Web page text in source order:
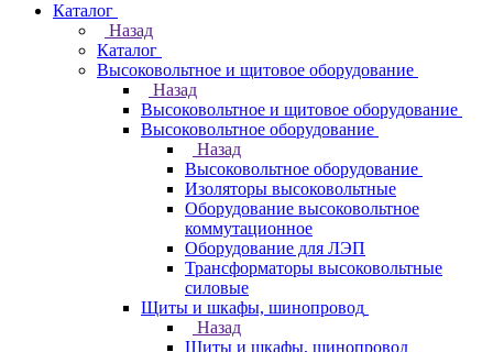
Каталог
Назад
Каталог
Высоковольтное и щитовое оборудование
Назад
Высоковольтное и щитовое оборудование
Высоковольтное оборудование
Назад
Высоковольтное оборудование
Изоляторы высоковольтные
Оборудование высоковольтное
коммутационное
Оборудование для ЛЭП
Трансформаторы высоковольтные
силовые
Щиты и шкафы, шинопровод
Назад
Щиты и шкафы, шинопровод